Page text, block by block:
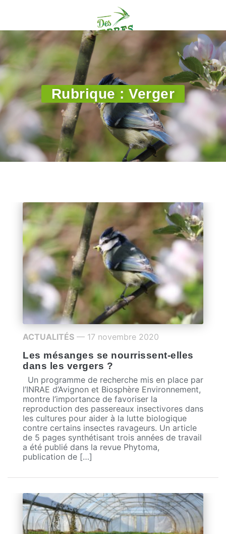
Rubrique : Verger
ACTUALITÉS — 17 novembre 2020
Les mésanges se nourrissent-elles
dans les vergers ?
Un programme de recherche mis en place par
l’INRAE d’Avignon et Biosphère Environnement,
montre l’importance de favoriser la
reproduction des passereaux insectivores dans
les cultures pour aider à la lutte biologique
contre certains insectes ravageurs. Un article
de 5 pages synthétisant trois années de travail
a été publié dans la revue Phytoma,
publication de […]